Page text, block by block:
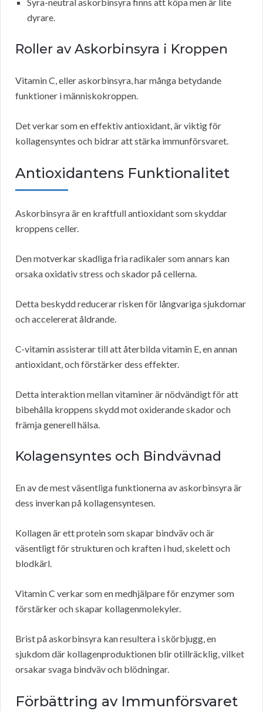
dyrare.
Roller av Askorbinsyra i Kroppen
Vitamin C, eller askorbinsyra, har många betydande
funktioner i människokroppen.
Det verkar som en effektiv antioxidant, är viktig för
kollagensyntes och bidrar att stärka immunförsvaret.
Antioxidantens Funktionalitet
Askorbinsyra är en kraftfull antioxidant som skyddar
kroppens celler.
Den motverkar skadliga fria radikaler som annars kan
orsaka oxidativ stress och skador på cellerna.
Detta beskydd reducerar risken för långvariga sjukdomar
och accelererat åldrande.
C-vitamin assisterar till att återbilda vitamin E, en annan
antioxidant, och förstärker dess effekter.
Detta interaktion mellan vitaminer är nödvändigt för att
bibehålla kroppens skydd mot oxiderande skador och
främja generell hälsa.
Kolagensyntes och Bindvävnad
En av de mest väsentliga funktionerna av askorbinsyra är
dess inverkan på kollagensyntesen.
Kollagen är ett protein som skapar bindväv och är
väsentligt för strukturen och kraften i hud, skelett och
blodkärl.
Vitamin C verkar som en medhjälpare för enzymer som
förstärker och skapar kollagenmolekyler.
Brist på askorbinsyra kan resultera i skörbjugg, en
sjukdom där kollagenproduktionen blir otillräcklig, vilket
orsakar svaga bindväv och blödningar.
Förbättring av Immunförsvaret